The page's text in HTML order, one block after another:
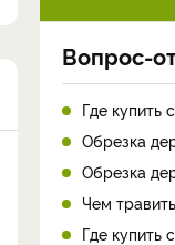
Вопрос-
Где купить
Обрезка
Обрезка
Чем
Где купить